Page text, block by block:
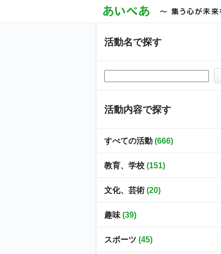
活動名で探す
活動内容で探す
すべての活動 (666)
教育、学校 (151)
文化、芸術 (20)
趣味 (39)
スポーツ (45)